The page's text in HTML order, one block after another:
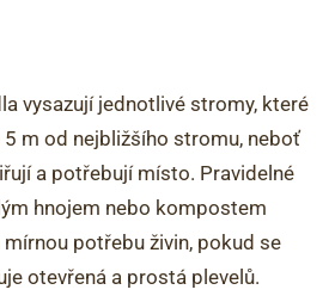
vysazují jednotlivé stromy, které
5 m od nejbližšího stromu, neboť
a potřebují místo. Pravidelné
hnojem nebo kompostem
potřebu živin, pokud se
otevřená a prostá plevelů.